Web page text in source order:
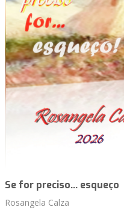
Se for preciso... esqueço
Rosangela Calza